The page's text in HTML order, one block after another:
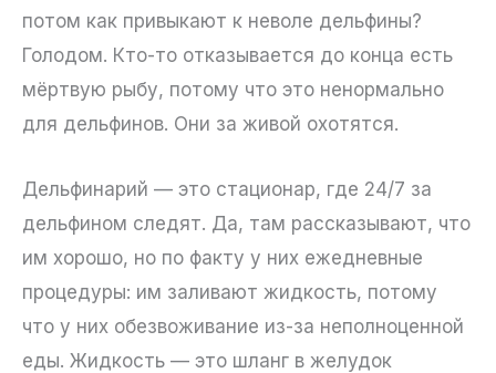
потом как привыкают к неволе дельфины?
Голодом. Кто-то отказывается до конца есть
мёртвую рыбу, потому что это ненормально
для дельфинов. Они за живой охотятся.
Дельфинарий — это стационар, где 24/7 за
дельфином следят. Да, там рассказывают, что
им хорошо, но по факту у них ежедневные
процедуры: им заливают жидкость, потому
что у них обезвоживание из-за неполноценной
еды. Жидкость — это шланг в желудок